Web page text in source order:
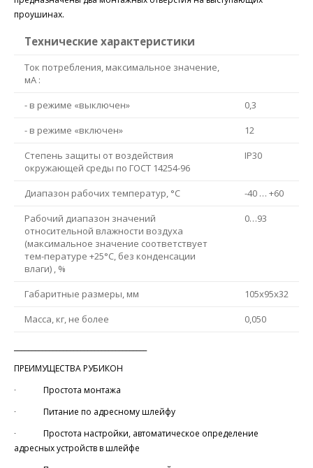
проушинах.
Технические характеристики
Ток потребления, максимальное значение,
мА :
- в режиме «выключен»
0,3
- в режиме «включен»
12
Степень защиты от воздействия
окружающей среды по ГОСТ 14254-96
IP30
Диапазон рабочих температур, °С
-40 … +60
Рабочий диапазон значений
относительной влажности воздуха
(максимальное значение соответствует
тем-пературе +25°С, без конденсации
влаги) , %
0…93
Габаритные размеры, мм
105х95х32
Масса, кг, не более
0,050
ПРЕИМУЩЕСТВА РУБИКОН
∙ Простота монтажа
∙ Питание по адресному шлейфу
∙ Простота настройки, автоматическое определение
адресных устройств в шлейфе